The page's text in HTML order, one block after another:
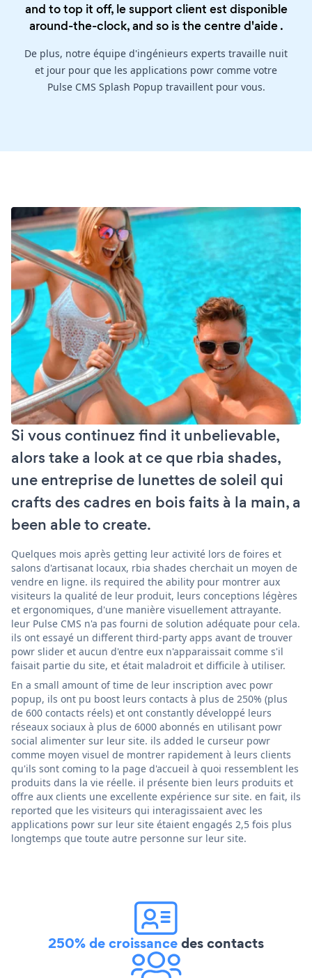
and to top it off, le support client est disponible
around-the-clock, and so is thecentre d'aide.
De plus, notre équipe d'ingénieurs experts travaille nuit
et jour pour que les applications powr comme votre
Pulse CMS Splash Popup travaillent pour vous.
Si vous continuez find it unbelievable,
alors take a look at ce que rbia shades,
une entreprise de lunettes de soleil qui
crafts des cadres en bois faits à la main, a
been able to create.
Quelques mois après getting leur activité lors de foires et
salons d'artisanat locaux, rbia shades cherchait un moyen de
vendre en ligne. ils required the ability pour montrer aux
visiteurs la qualité de leur produit, leurs conceptions légères
et ergonomiques, d'une manière visuellement attrayante.
leur Pulse CMS n'a pas fourni de solution adéquate pour cela.
ils ont essayé un different third-party apps avant de trouver
powr slider et aucun d'entre eux n'apparaissait comme s'il
faisait partie du site, et était maladroit et difficile à utiliser.
En a small amount of time de leur inscription avec powr
popup, ils ont pu boost leurs contacts à plus de 250% (plus
de 600 contacts réels) et ont constantly développé leurs
réseaux sociaux à plus de 6000 abonnés en utilisant powr
social alimenter sur leur site. ils added le curseur powr
comme moyen visuel de montrer rapidement à leurs clients
qu'ils sont coming to la page d'accueil à quoi ressemblent les
produits dans la vie réelle. il présente bien leurs produits et
offre aux clients une excellente expérience sur site. en fait, ils
reported que les visiteurs qui interagissaient avec les
applications powr sur leur site étaient engagés 2,5 fois plus
longtemps que toute autre personne sur leur site.
250% de croissancedes contacts